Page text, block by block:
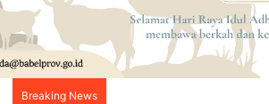
Breaking News